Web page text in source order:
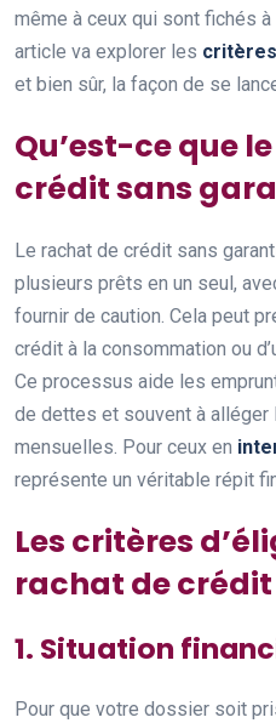
même à ceux qui sont fichés à
article va explorer les
et bien sûr, la façon de se
Qu’est-ce que
crédit sans
Le rachat de crédit sans
plusieurs prêts en un seul,
fournir de caution. Cela peut
crédit à la consommation ou
Ce processus aide les
de dettes et souvent à alléger
mensuelles. Pour ceux en
représente un véritable répit
Les critères
rachat de
1. Situation
Pour que votre dossier soit